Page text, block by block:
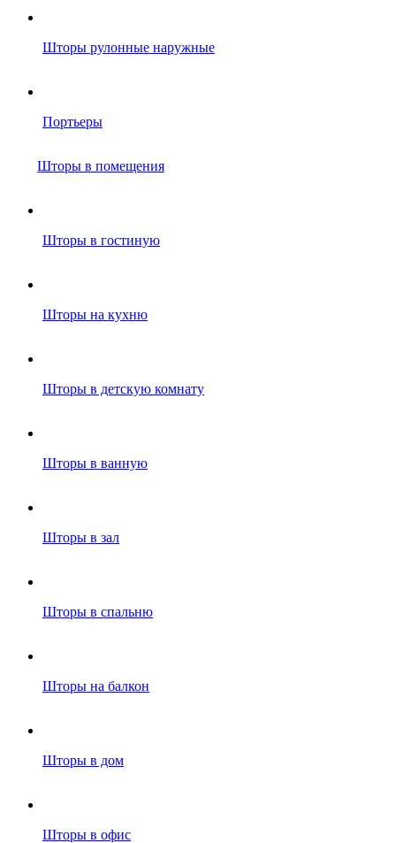
Шторы рулонные наружные
Портьеры
Шторы в помещения
Шторы в гостиную
Шторы на кухню
Шторы в детскую комнату
Шторы в ванную
Шторы в зал
Шторы в спальню
Шторы на балкон
Шторы в дом
Шторы в офис